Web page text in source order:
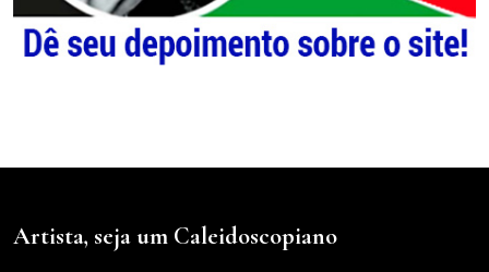
Artista, seja um Caleidoscopiano